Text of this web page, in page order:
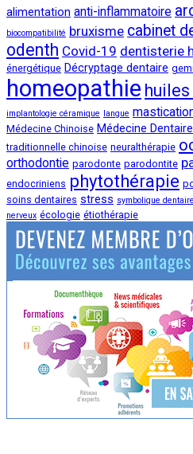
alimentation anti-inflammatoire
biocompatibilité bruxisme cabinet
odenth Covid-19 dentisterie
énergétique Décryptage dentaire
homeopathie
implantologie céramique langue
Médecine Chinoise Médecine
traditionnelle chinoise neuralthérapie
orthodontie parodonte parodontite
endocriniens phytothérapie
soins dentaires stress symbolique dentaire
nerveux écologie étiothérapie